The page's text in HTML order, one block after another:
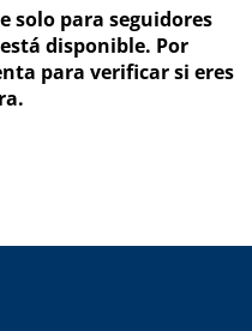
solo para seguidores
disponible. Por
para verificar si eres